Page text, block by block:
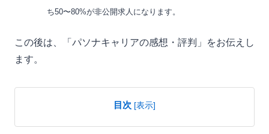
ち50〜80%が非公開求人になります。
この後は、「パソナキャリアの感想・評判」をお伝えし
ます。
目次 [表示]